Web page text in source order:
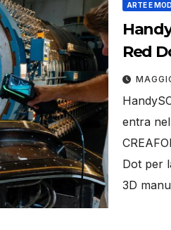
ARTE E
Red
entra
Dot per
3D